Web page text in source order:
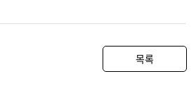
목록